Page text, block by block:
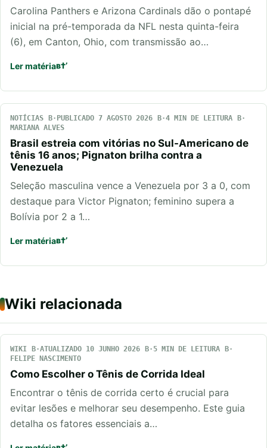
Carolina Panthers e Arizona Cardinals dão o pontapé
inicial na pré-temporada da NFL nesta quinta-feira
(6), em Canton, Ohio, com transmissão ao…
Ler matéria
NOTÍCIAS PUBLICADO 7 AGOSTO 2026
4 MIN DE LEITURA
MARIANA ALVES
Brasil estreia com vitórias no Sul-Americano de
tênis 16 anos; Pignaton brilha contra a
Venezuela
Seleção masculina vence a Venezuela por 3 a 0, com
destaque para Victor Pignaton; feminino supera a
Bolívia por 2 a 1…
Ler matéria
Wiki relacionada
WIKI ATUALIZADO 10 JUNHO 2026
5 MIN DE LEITURA
FELIPE NASCIMENTO
Como Escolher o Tênis de Corrida Ideal
Encontrar o tênis de corrida certo é crucial para
evitar lesões e melhorar seu desempenho. Este guia
detalha os fatores essenciais a…